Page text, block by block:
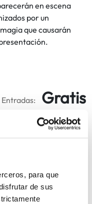
para que
de sus
en escena
por un
que causarán
Entradas: Gratis
con tarjetas Kutxabank.
Kutxabankeko txartelekin.